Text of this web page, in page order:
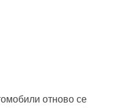
отново се